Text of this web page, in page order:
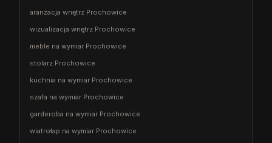
aranżacja wnętrz Prochowice
wizualizacja wnętrz Prochowice
meble na wymiar Prochowice
stolarz Prochowice
kuchnia na wymiar Prochowice
szafa na wymiar Prochowice
garderoba na wymiar Prochowice
wiatrołap na wymiar Prochowice